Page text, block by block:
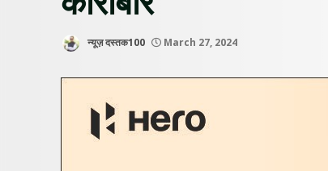
न्यूज़ दस्तक100 March 27, 2024